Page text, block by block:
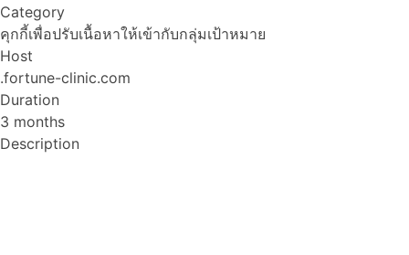
Category
คุกกี้เพื่อปรับเนื้อหาให้เข้ากับกลุ่มเป้าหมาย
Host
.fortune-clinic.com
Duration
3 months
Description